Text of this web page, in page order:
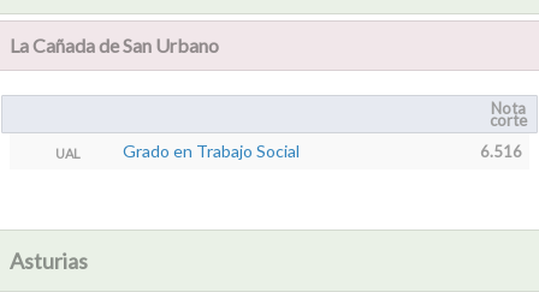
La Cañada de San Urbano
Nota
corte
UAL Grado en Trabajo Social 6.516
Asturias